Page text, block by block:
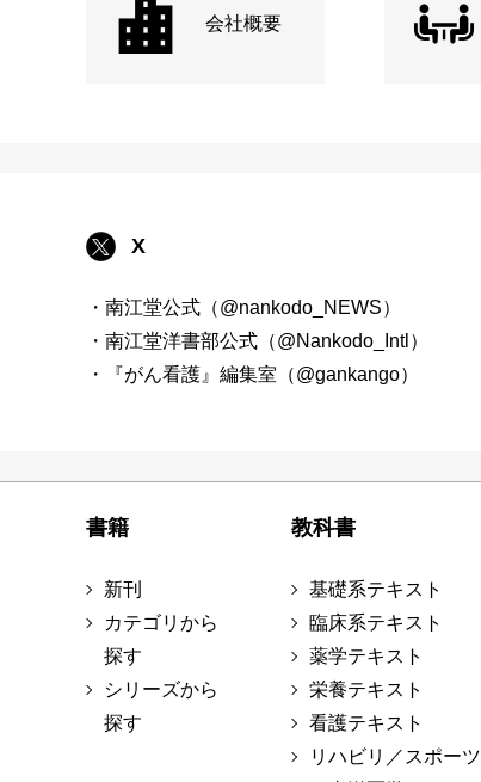
会社概要
X
・南江堂公式（@nankodo_NEWS）
・南江堂洋書部公式（@Nankodo_Intl）
・『がん看護』編集室（@gankango）
書籍
新刊
カテゴリから
探す
シリーズから
探す
教科書
基礎系テキスト
臨床系テキスト
薬学テキスト
栄養テキスト
看護テキスト
リハビリ／スポーツ